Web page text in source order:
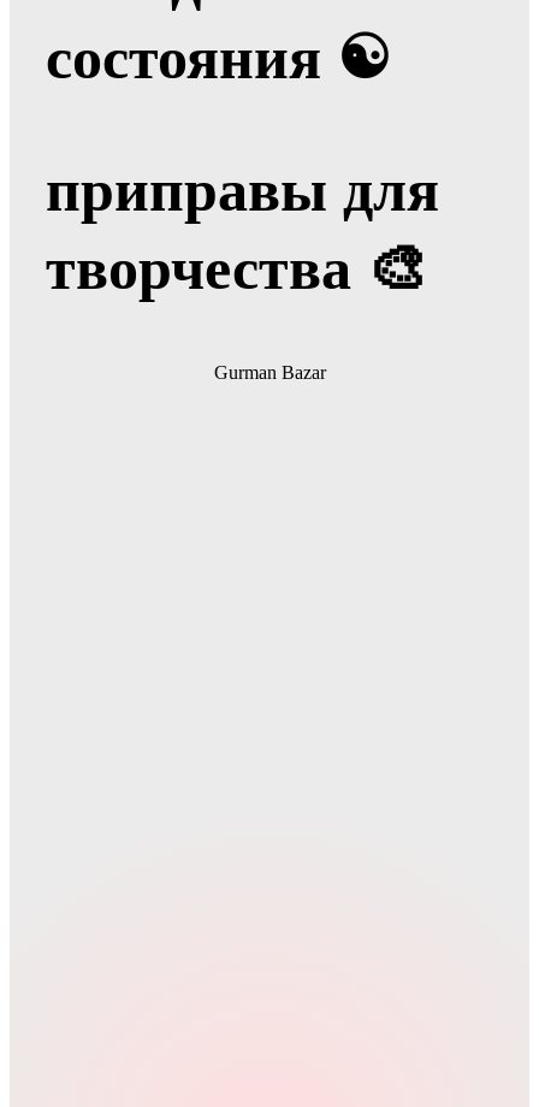
состояния ☯
приправы для
творчества 🎨
Gurman Bazar